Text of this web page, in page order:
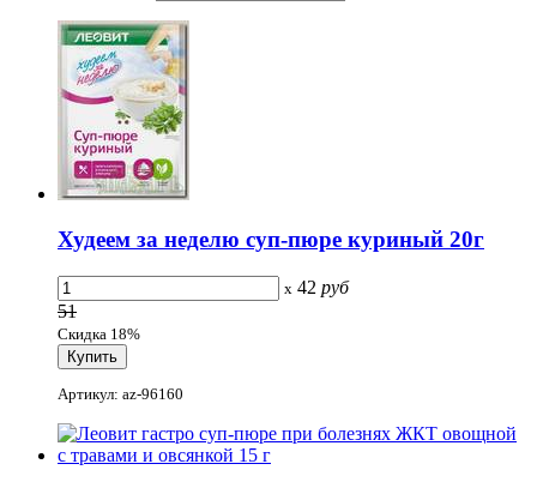
Худеем за неделю суп-пюре куриный 20г
x 42 руб
51
Скидка 18%
Артикул: az-96160